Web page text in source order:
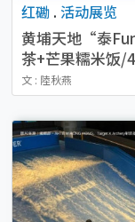
红磡 . 活动展览
黄埔天地“泰
茶+芒果糯米饭/
文 : 陸秋燕